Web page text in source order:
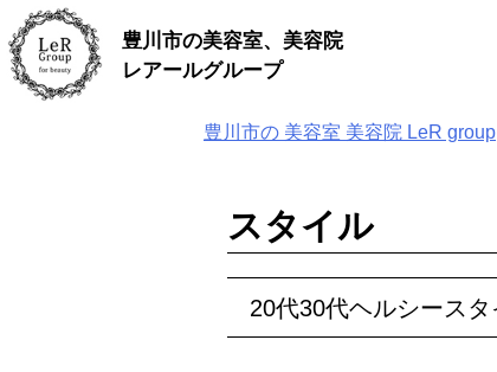
Skip
to
content
豊川市の美容室、美容院
レアールグループ
豊川市の 美容室 美容院 LeR group
スタイル
20代30代ヘルシース